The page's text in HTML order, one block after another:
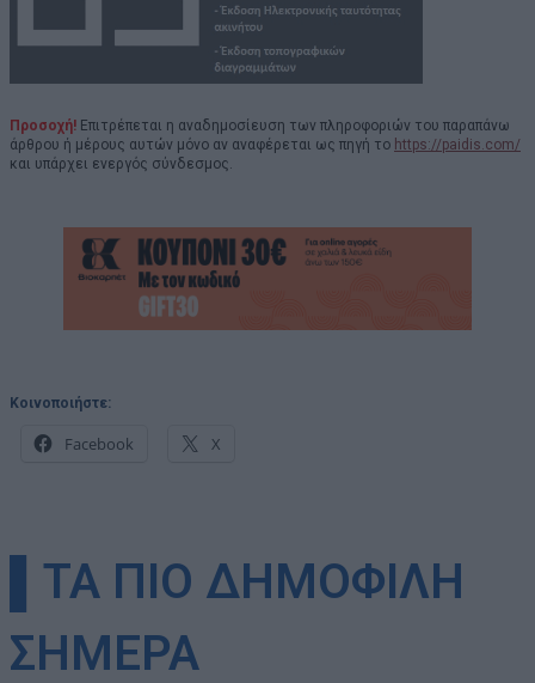
Προσοχή! Επιτρέπεται η αναδημοσίευση των πληροφοριών του παραπάνω
άρθρου ή μέρους αυτών μόνο αν αναφέρεται ως πηγή το https://paidis.com/
και υπάρχει ενεργός σύνδεσμος.
Κοινοποιήστε:
Facebook X
▌ΤΑ ΠΙΟ ΔΗΜΟΦΙΛΗ
ΣΗΜΕΡΑ